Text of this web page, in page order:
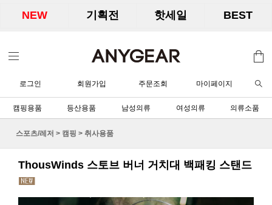
NEW 기획전 핫세일 BEST
로그인 회원가입 주문조회 마이페이지
캠핑용품 등산용품 남성의류 여성의류 의류소품
스포츠/레저 > 캠핑 > 취사용품
ThousWinds 스토브 버너 거치대 백패킹 스탠드